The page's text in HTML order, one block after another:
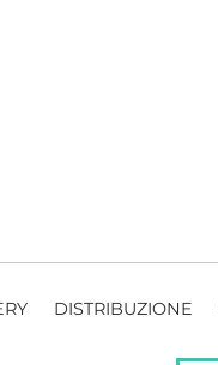
DISTRIBUZIONE